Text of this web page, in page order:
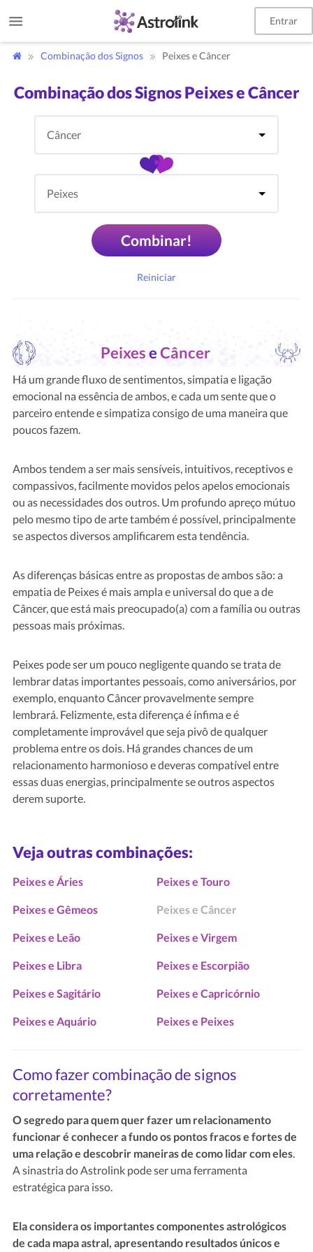
Entrar
Combinação dos Signos Peixes e Câncer
Combinação dos Signos Peixes e Câncer
Combinar!
Reiniciar
PeixeseCâncer
Há um grande fluxo de sentimentos, simpatia e ligação
emocional na essência de ambos, e cada um sente que o
parceiro entende e simpatiza consigo de uma maneira que
poucos fazem.
Ambos tendem a ser mais sensíveis, intuitivos, receptivos e
compassivos, facilmente movidos pelos apelos emocionais
ou as necessidades dos outros. Um profundo apreço mútuo
pelo mesmo tipo de arte também é possível, principalmente
se aspectos diversos amplificarem esta tendência.
As diferenças básicas entre as propostas de ambos são: a
empatia de Peixes é mais ampla e universal do que a de
Câncer, que está mais preocupado(a) com a família ou outras
pessoas mais próximas.
Peixes pode ser um pouco negligente quando se trata de
lembrar datas importantes pessoais, como aniversários, por
exemplo, enquanto Câncer provavelmente sempre
lembrará. Felizmente, esta diferença é ínfima e é
completamente improvável que seja pivô de qualquer
problema entre os dois. Há grandes chances de um
relacionamento harmonioso e deveras compatível entre
essas duas energias, principalmente se outros aspectos
derem suporte.
Veja outras combinações:
Peixes e Áries Peixes e Touro
Peixes e Gêmeos Peixes e Câncer
Peixes e Leão Peixes e Virgem
Peixes e Libra Peixes e Escorpião
Peixes e Sagitário Peixes e Capricórnio
Peixes e Aquário Peixes e Peixes
Como fazer combinação de signos
corretamente?
O segredo para quem quer fazer um relacionamento
funcionar é conhecer a fundo os pontos fracos e fortes de
uma relação e descobrir maneiras de como lidar com eles
A sinastria do Astrolink pode ser uma ferramenta
estratégica para isso.
Ela considera os importantes componentes astrológicos
de cada mapa astral, apresentando resultados únicos e